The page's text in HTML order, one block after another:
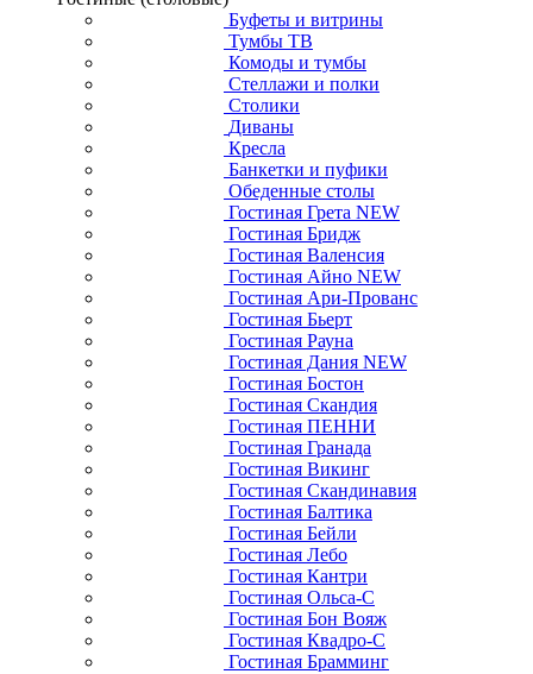
Буфеты и витрины
Тумбы ТВ
Комоды и тумбы
Стеллажи и полки
Столики
Диваны
Кресла
Банкетки и пуфики
Обеденные столы
Гостиная Грета NEW
Гостиная Бридж
Гостиная Валенсия
Гостиная Айно NEW
Гостиная Ари-Прованс
Гостиная Бьерт
Гостиная Рауна
Гостиная Дания NEW
Гостиная Бостон
Гостиная Скандия
Гостиная ПЕННИ
Гостиная Гранада
Гостиная Викинг
Гостиная Скандинавия
Гостиная Балтика
Гостиная Бейли
Гостиная Лебо
Гостиная Кантри
Гостиная Ольса-С
Гостиная Бон Вояж
Гостиная Квадро-С
Гостиная Брамминг